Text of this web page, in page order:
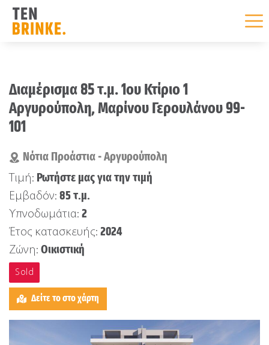
content
Διαμέρισμα 85 τ.μ. 1ου Κτίριο 1
Αργυρούπολη, Μαρίνου Γερουλάνου 99-
101
Νότια Προάστια - Αργυρούπολη
Τιμή: Ρωτήστε μας για την τιμή
Εμβαδόν: 85 τ.μ.
Υπνοδωμάτια: 2
Έτος κατασκευής: 2024
Ζώνη: Οικιστική
Sold
Δείτε το στο χάρτη